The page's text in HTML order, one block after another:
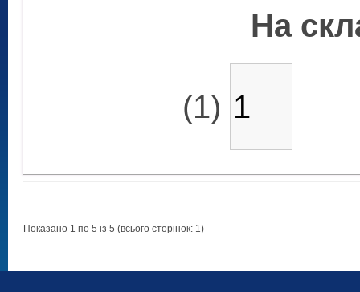
На
(1)
Показано 1 по 5 із 5 (всього сторінок: 1)